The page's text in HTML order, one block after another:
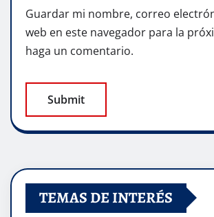
Guardar mi nombre, correo
web en este navegador para la
haga un comentario.
TEMAS DE INTERÉS